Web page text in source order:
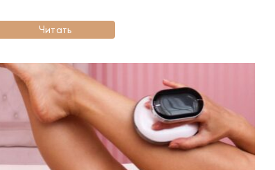
в домашних условиях позволит вам
целлюлит, подтянуть и разгладить
своей мультифункциональности,
современные аппаратные массажеры
оснащены по
Читать